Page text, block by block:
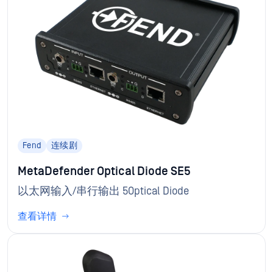
Fend 连续剧
MetaDefender Optical Diode SE5
以太网输入/串行输出 5Optical Diode
查看详情